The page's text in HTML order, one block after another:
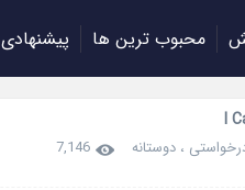
محبوب ترین ها پیشنهادی
، دوستانه 7,146